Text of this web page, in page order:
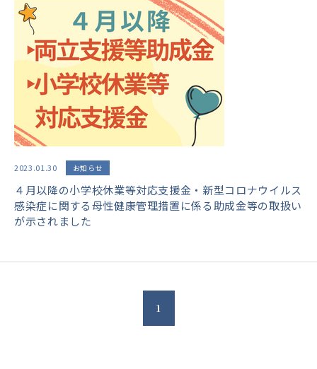
2023.01.30 お知らせ
４月以降の小学校休業等対応支援金・新型コロナウイルス
感染症に関する母性健康管理措置に係る助成金等の取扱い
が示されました
1